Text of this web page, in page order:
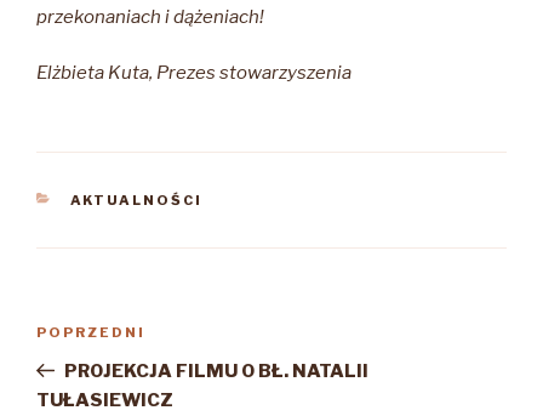
przekonaniach i dążeniach!
Elżbieta Kuta, Prezes stowarzyszenia
KATEGORIE
AKTUALNOŚCI
Poprzedni
wpis
POPRZEDNI
PROJEKCJA FILMU O BŁ. NATALII
TUŁASIEWICZ